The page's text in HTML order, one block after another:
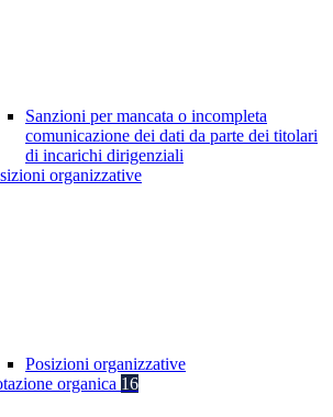
Sanzioni per mancata o incompleta
comunicazione dei dati da parte dei titolari
di incarichi dirigenziali
organizzative
Posizioni organizzative
organica 16